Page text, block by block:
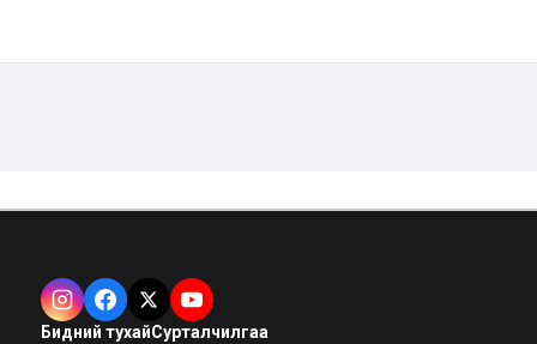
Бидний тухайСурталчилгаа